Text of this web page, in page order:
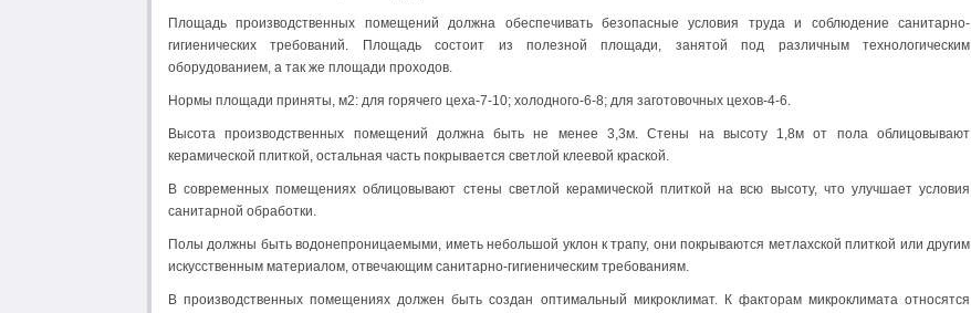
Площадь производственных помещений должна обеспечивать безопасные условия труда и соблюдение санитарно-
гигиенических требований. Площадь состоит из полезной площади, занятой под различным технологическим
оборудованием, а так же площади проходов.
Нормы площади приняты, м2: для горячего цеха-7-10; холодного-6-8; для заготовочных цехов-4-6.
Высота производственных помещений должна быть не менее 3,3м. Стены на высоту 1,8м от пола облицовывают
керамической плиткой, остальная часть покрывается светлой клеевой краской.
В современных помещениях облицовывают стены светлой керамической плиткой на всю высоту, что улучшает условия
санитарной обработки.
Полы должны быть водонепроницаемыми, иметь небольшой уклон к трапу, они покрываются метлахской плиткой или другим
искусственным материалом, отвечающим санитарно-гигиеническим требованиям.
В производственных помещениях должен быть создан оптимальный микроклимат. К факторам микроклимата относятся